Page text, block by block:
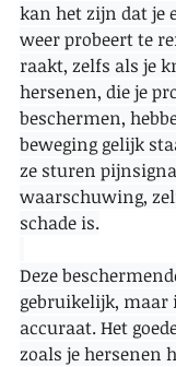
kan het zijn dat je
weer probeert te
raakt, zelfs als je
hersenen, die je
beschermen,
beweging gelijk
ze sturen
waarschuwing,
schade is.
Deze
gebruikelijk,
accuraat. Het
zoals je hersenen